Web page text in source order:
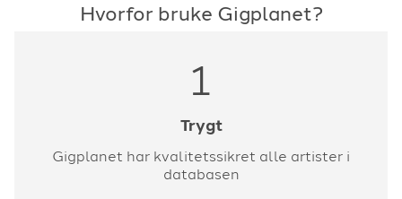
Hvorfor bruke Gigplanet?
1
Trygt
Gigplanet har kvalitetssikret alle artister i
databasen